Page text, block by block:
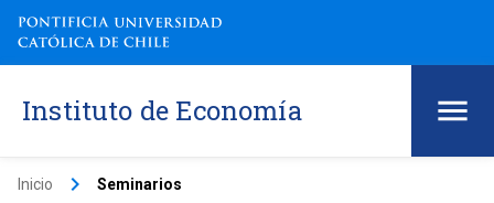
Instituto de Economía
Inicio keyboard_arrow_right Seminarios